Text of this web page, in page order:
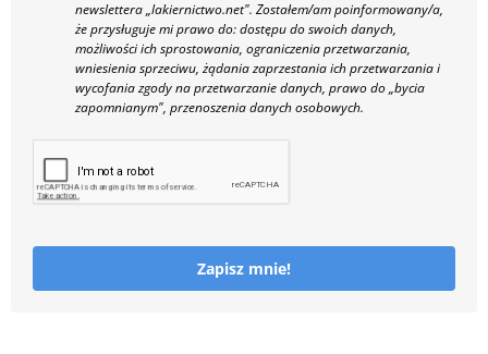
newslettera „lakiernictwo.net". Zostałem/am poinformowany/a,
że przysługuje mi prawo do: dostępu do swoich danych,
możliwości ich sprostowania, ograniczenia przetwarzania,
wniesienia sprzeciwu, żądania zaprzestania ich przetwarzania i
wycofania zgody na przetwarzanie danych, prawo do „bycia
zapomnianym", przenoszenia danych osobowych.
Zapisz mnie!